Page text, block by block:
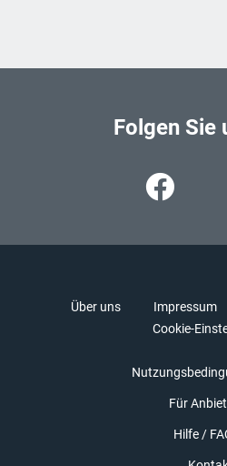
Folgen Sie
Über uns Impressum
Cookie-
Für
Hilfe /